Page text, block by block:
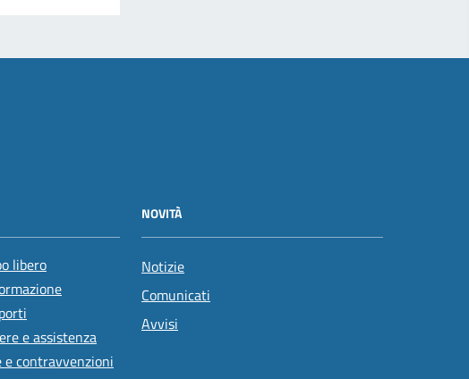
libero
e assistenza
contravvenzioni
NOVITÀ
Notizie
Comunicati
Avvisi